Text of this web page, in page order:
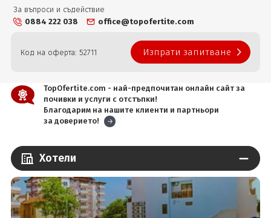
За въпроси и съдействие
0884 222 038
office@topofertite.com
Код на оферта: 52711 Изпрати запитване
TopOfertite.com - най-предпочитан онлайн сайт за
почивки и услуги с отстъпки!
Благодарим на нашите клиенти и партньори
за доверието!
Хотели